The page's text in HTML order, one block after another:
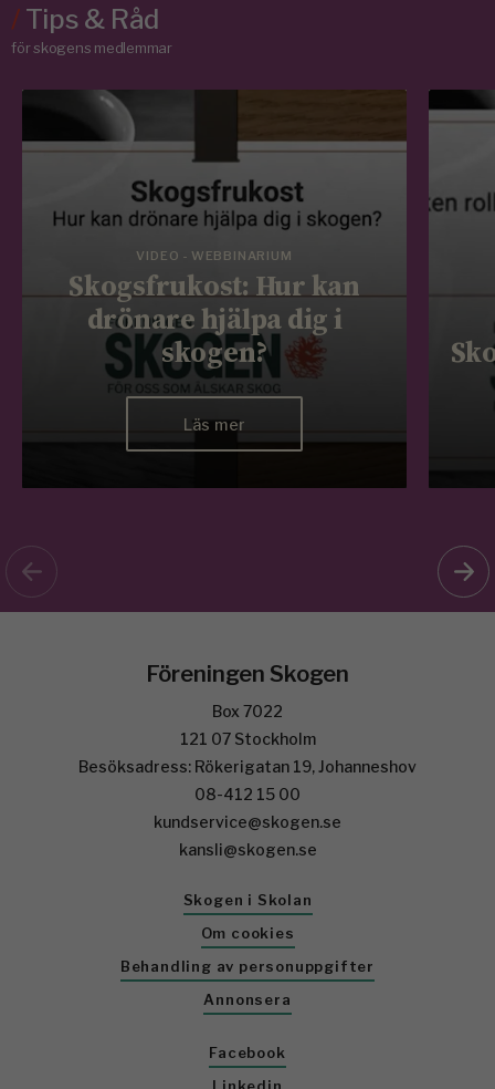
/Tips & Råd
för skogens medlemmar
VIDEO - WEBBINARIUM
Skogsfrukost: Hur kan
drönare hjälpa dig i
skogen?
Läs mer
Föreningen Skogen
Box 7022
121 07 Stockholm
Besöksadress: Rökerigatan 19, Johanneshov
08-412 15 00
kundservice@skogen.se
kansli@skogen.se
Skogen i Skolan
Om cookies
Behandling av personuppgifter
Annonsera
Facebook